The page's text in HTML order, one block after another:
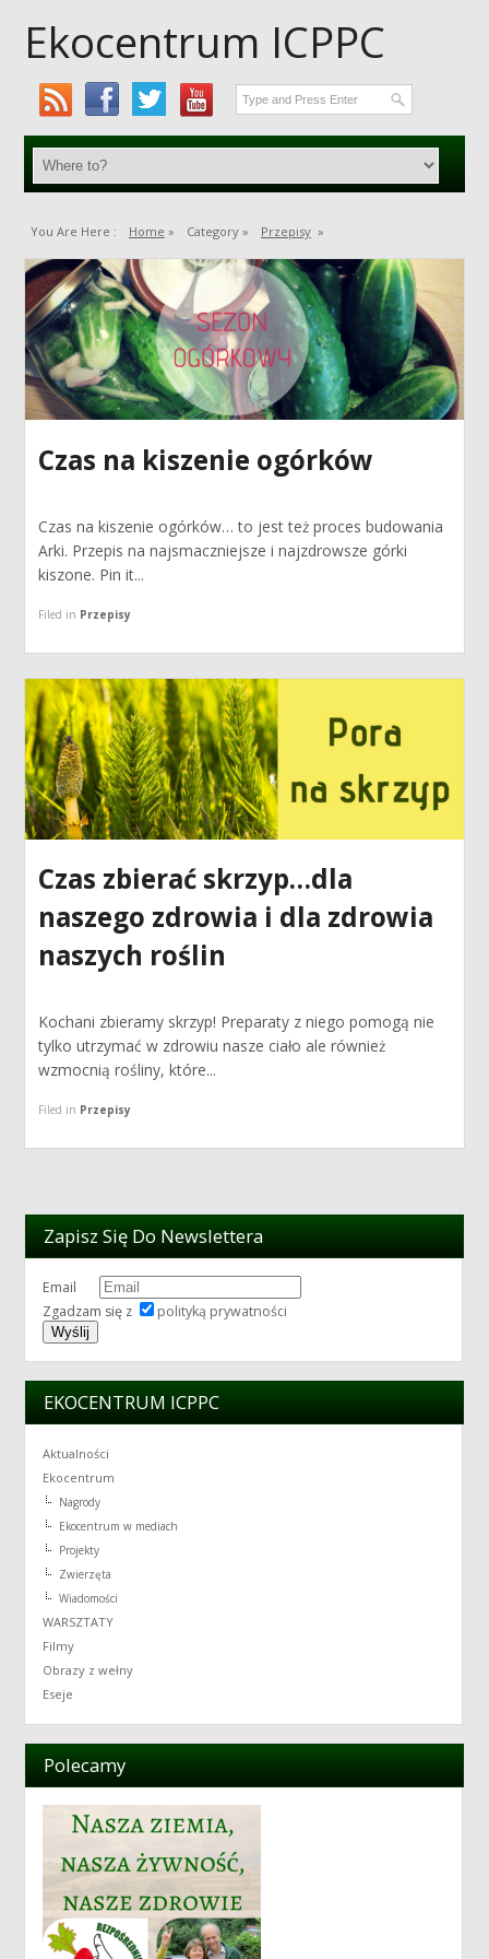
Ekocentrum ICPPC
You Are Here : Home » Category » Przepisy»
Czas na kiszenie ogórków
Czas na kiszenie ogórków… to jest też proces budowania
Arki. Przepis na najsmaczniejsze i najzdrowsze górki
kiszone. Pin it...
Filed in Przepisy
Czas zbierać skrzyp…dla
naszego zdrowia i dla zdrowia
naszych roślin
Kochani zbieramy skrzyp! Preparaty z niego pomogą nie
tylko utrzymać w zdrowiu nasze ciało ale również
wzmocnią rośliny, które...
Filed in Przepisy
Zapisz Się Do Newslettera
Email
Zgadzam się z
polityką prywatności
EKOCENTRUM ICPPC
Aktualności
Ekocentrum
Nagrody
Ekocentrum w mediach
Projekty
Zwierzęta
Wiadomości
WARSZTATY
Filmy
Obrazy z wełny
Eseje
Polecamy